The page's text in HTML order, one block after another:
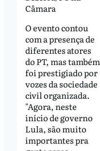
Câmara
O evento contou
com a presença de
diferentes atores
do PT, mas também
foi prestigiado por
vozes da sociedade
civil organizada.
"Agora, neste
início de governo
Lula, são muito
importantes pra